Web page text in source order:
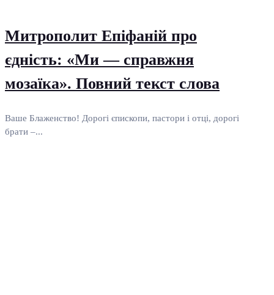
Митрополит Епіфаній про
єдність: «Ми — справжня
мозаїка». Повний текст слова
Ваше Блаженство! Дорогі єпископи, пастори і отці, дорогі
брати –...